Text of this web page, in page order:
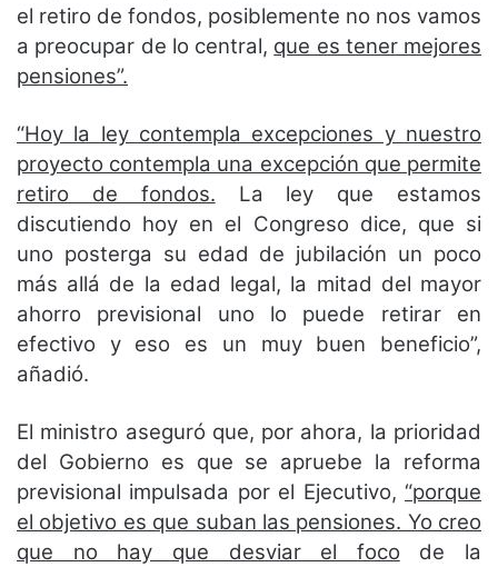
el retiro de fondos, posiblemente no nos vamos
a preocupar de lo central, que es tener mejores
pensiones”.
“Hoy la ley contempla excepciones y nuestro
proyecto contempla una excepción que permite
retiro de fondos. La ley que estamos
discutiendo hoy en el Congreso dice, que si
uno posterga su edad de jubilación un poco
más allá de la edad legal, la mitad del mayor
ahorro previsional uno lo puede retirar en
efectivo y eso es un muy buen beneficio”,
añadió.
El ministro aseguró que, por ahora, la prioridad
del Gobierno es que se apruebe la reforma
previsional impulsada por el Ejecutivo, “porque
el objetivo es que suban las pensiones. Yo creo
que no hay que desviar el foco de la